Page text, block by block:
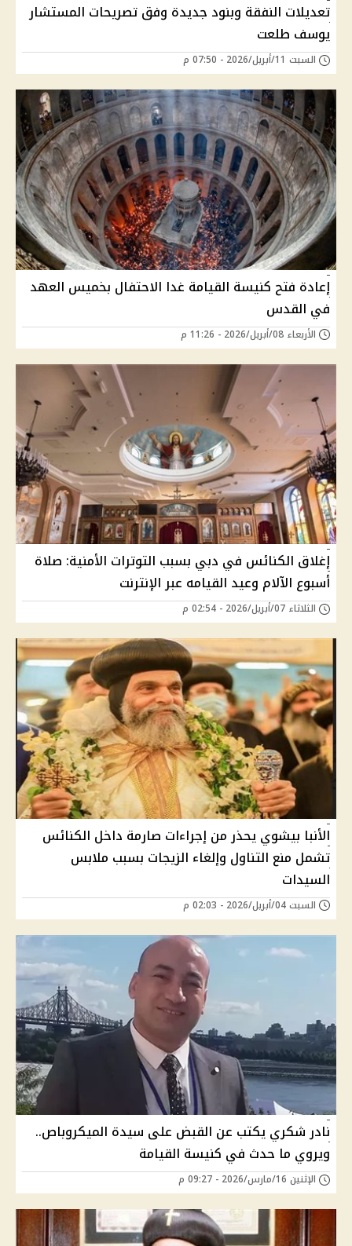
تعديلات النفقة وبنود جديدة وفق تصريحات المستشار
يوسف طلعت
السبت 11/أبريل/2026 - 07:50 م
إعادة فتح كنيسة القيامة غدا الاحتفال بخميس العهد
في القدس
الأربعاء 08/أبريل/2026 - 11:26 م
إغلاق الكنائس في دبي بسبب التوترات الأمنية: صلاة
أسبوع الآلام وعيد القيامه عبر الإنترنت
الثلاثاء 07/أبريل/2026 - 02:54 م
الأنبا بيشوي يحذر من إجراءات صارمة داخل الكنائس
تشمل منع التناول وإلغاء الزيجات بسبب ملابس
السيدات
السبت 04/أبريل/2026 - 02:03 م
نادر شكري يكتب عن القبض على سيدة الميكروباص..
ويروي ما حدث في كنيسة القيامة
الإثنين 16/مارس/2026 - 09:27 م